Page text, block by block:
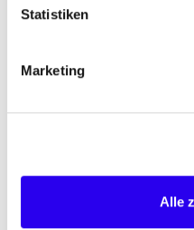
Statistiken
Marketing
Alle
Rahmen des Dialog
Fachveranstaltungen
Ja, ich bin